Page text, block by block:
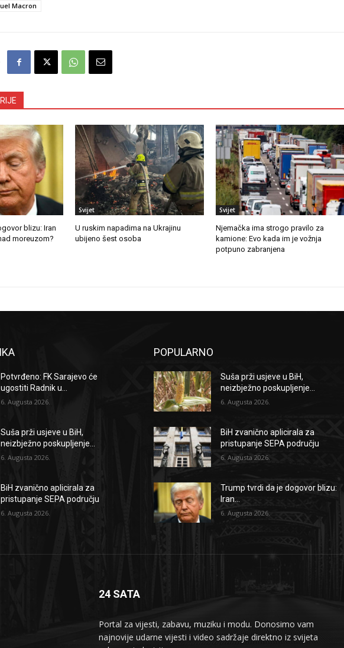
Macron
blizu: Iran
moreuzom?
Svijet
U ruskim napadima na Ukrajinu
ubijeno šest osoba
Svijet
Njemačka ima strogo pravilo za
kamione: Evo kada im je vožnja
potpuno zabranjena
Potvrđeno: FK Sarajevo će
ugostiti Radnik u...
6. Augusta 2026.
Suša prži usjeve u BiH,
neizbježno poskupljenje...
6. Augusta 2026.
BiH zvanično aplicirala za
pristupanje SEPA području
6. Augusta 2026.
POPULARNO
Suša prži usjeve u BiH,
neizbježno poskupljenje...
6. Augusta 2026.
BiH zvanično aplicirala za
pristupanje SEPA području
6. Augusta 2026.
Trump tvrdi da je dogovor blizu:
Iran...
6. Augusta 2026.
24 SATA
Portal za vijesti, zabavu, muziku i modu. Donosimo vam
najnovije udarne vijesti i video sadržaje direktno iz svijeta